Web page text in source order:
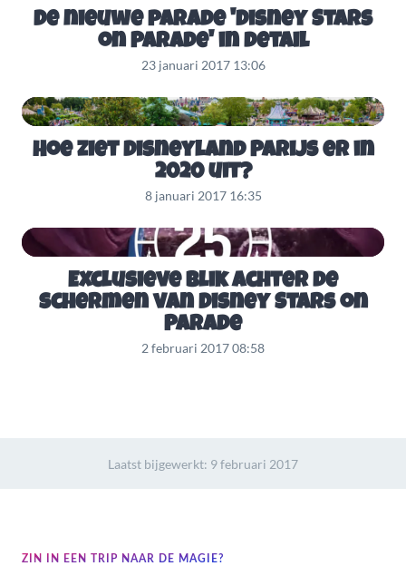
De nieuwe parade 'Disney Stars
on Parade' in detail
23 januari 2017 13:06
Hoe ziet Disneyland Parijs er in
2020 uit?
8 januari 2017 16:35
Exclusieve blik achter de
schermen van Disney Stars on
Parade
2 februari 2017 08:58
Laatst bijgewerkt: 9 februari 2017
ZIN IN EEN TRIP NAAR DE MAGIE?